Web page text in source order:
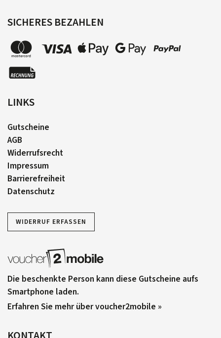
SICHERES BEZAHLEN
LINKS
Gutscheine
AGB
Widerrufsrecht
Impressum
Barrierefreiheit
Datenschutz
WIDERRUF ERFASSEN
Die beschenkte Person kann diese Gutscheine aufs
Smartphone laden.
Erfahren Sie mehr über voucher2mobile »